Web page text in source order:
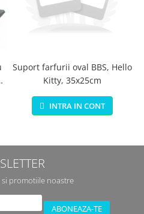
Suport farfurii oval BBS, Hello
Kitty, 35x25cm
INTRA IN CONT
promotiile noastre